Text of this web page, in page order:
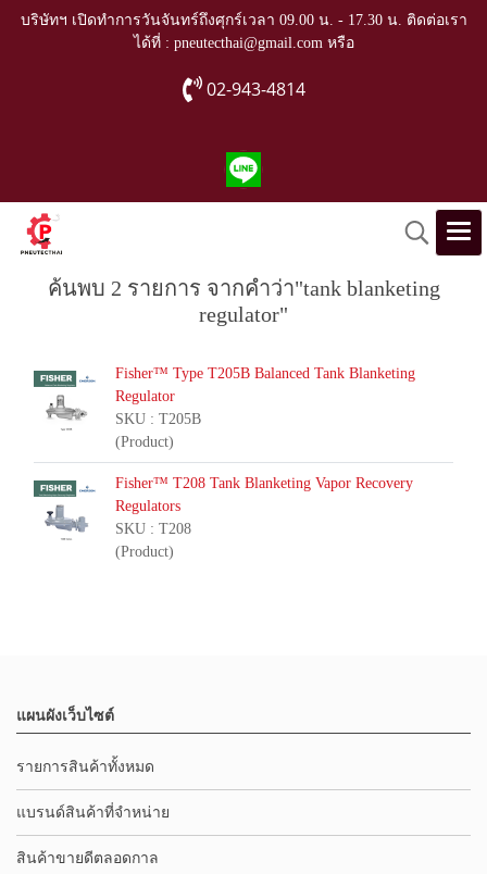
บริษัทฯ เปิดทำการวันจันทร์ถึงศุกร์เวลา 09.00 น. - 17.30 น. ติดต่อเรา
ได้ที่ : pneutecthai@gmail.com หรือ
02-943-4814
ค้นพบ 2 รายการ จากคำว่า"tank blanketing
regulator"
Fisher™ Type T205B Balanced Tank Blanketing
Regulator
SKU : T205B
(Product)
Fisher™ T208 Tank Blanketing Vapor Recovery
Regulators
SKU : T208
(Product)
แผนผังเว็บไซต์
รายการสินค้าทั้งหมด
แบรนด์สินค้าที่จำหน่าย
สินค้าขายดีตลอดกาล